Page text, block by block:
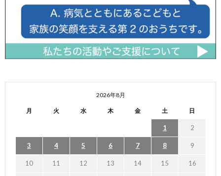
2026年8月
月 火 水 木 金 土 日
1 2
3 4 5 6 7 8 9
10 11 12 13 14 15 16